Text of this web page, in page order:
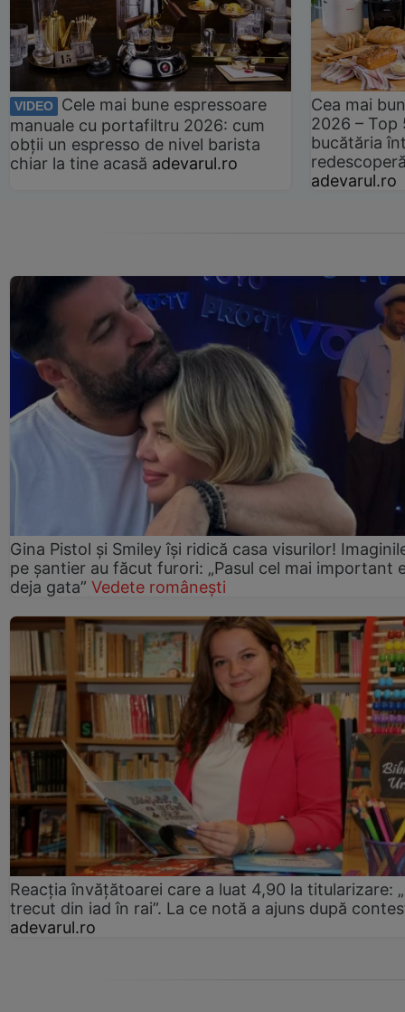
VIDEO
Cele mai bune espressoare
manuale cu portafiltru 2026: cum
obții un espresso de nivel barista
chiar la tine acasă adevarul.ro
Cea mai
2026 –
bucătăria
adevarul.ro
Gina Pistol și Smiley își ridică casa visurilor!
pe șantier au făcut furori: „Pasul cel mai important
deja gata” Vedete românești
Reacția învățătoarei care a luat 4,90 la titularizare:
trecut din iad în rai”. La ce notă a ajuns după
adevarul.ro